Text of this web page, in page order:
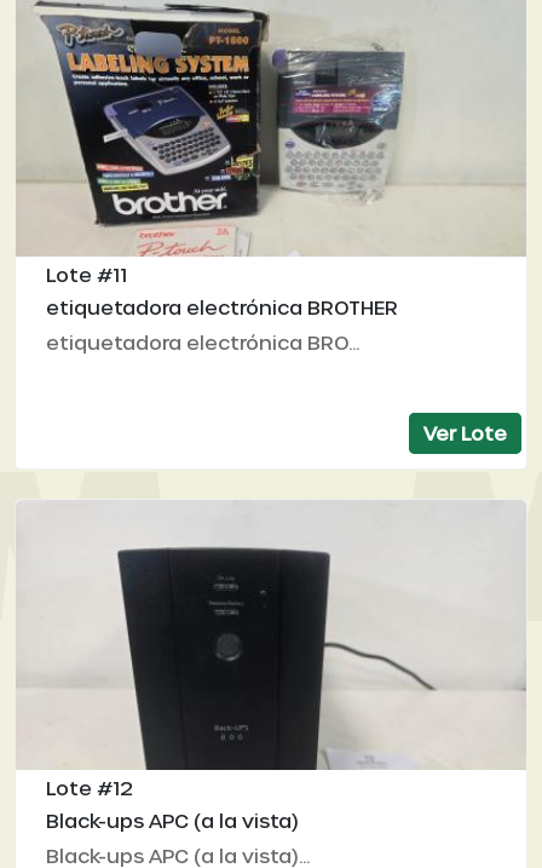
Lote #11
etiquetadora electrónica BROTHER
etiquetadora electrónica BRO...
Ver Lote
Lote #12
Black-ups APC (a la vista)
Black-ups APC (a la vista)...